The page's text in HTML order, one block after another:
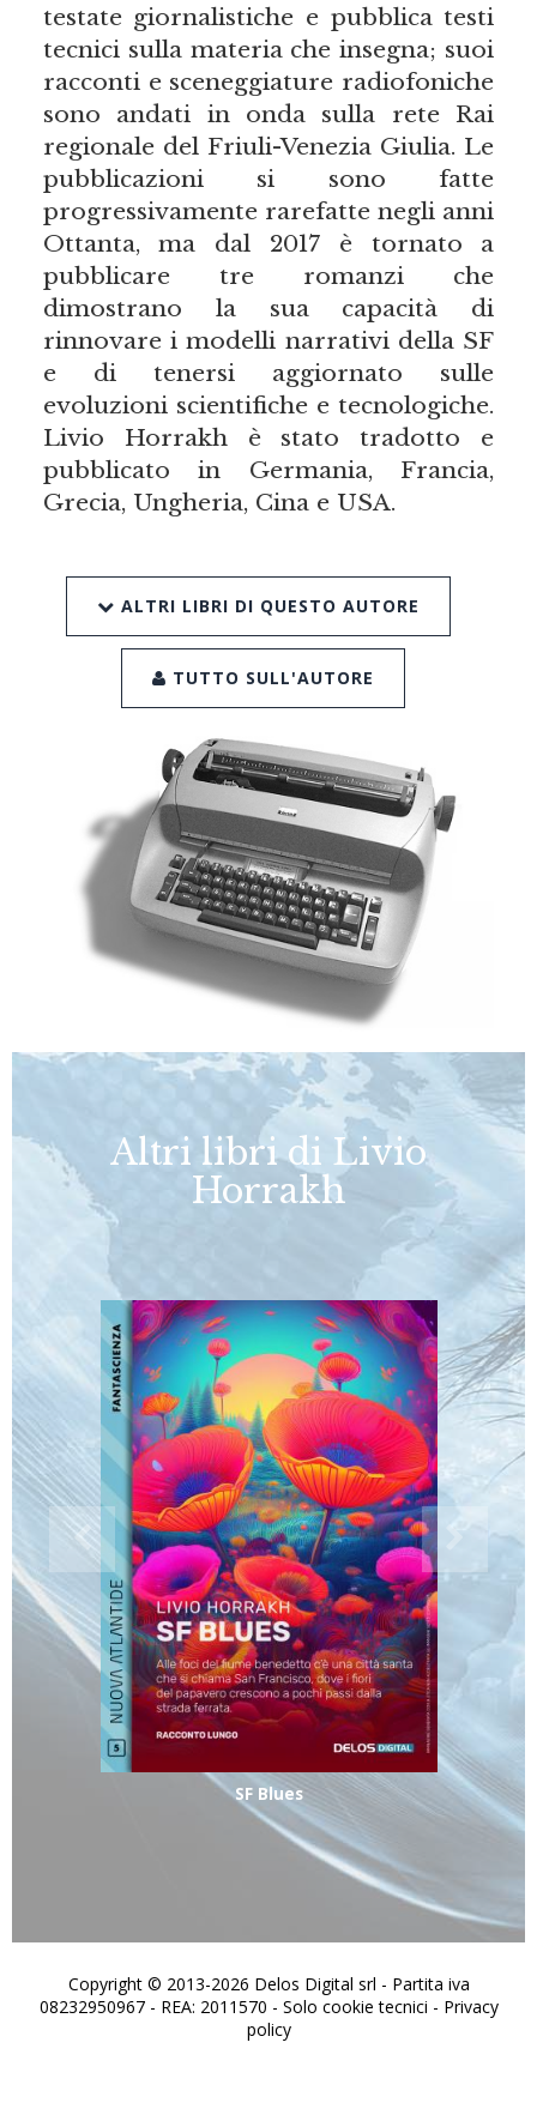
testate giornalistiche e pubblica testi
tecnici sulla materia che insegna; suoi
racconti e sceneggiature radiofoniche
sono andati in onda sulla rete Rai
regionale del Friuli-Venezia Giulia. Le
pubblicazioni si sono fatte
progressivamente rarefatte negli anni
Ottanta, ma dal 2017 è tornato a
pubblicare tre romanzi che
dimostrano la sua capacità di
rinnovare i modelli narrativi della SF
e di tenersi aggiornato sulle
evoluzioni scientifiche e tecnologiche.
Livio Horrakh è stato tradotto e
pubblicato in Germania, Francia,
Grecia, Ungheria, Cina e USA.
ALTRI LIBRI DI QUESTO AUTORE
TUTTO SULL'AUTORE
Altri libri di Livio
Horrakh
SF Blues
Copyright © 2013-2026 Delos Digital srl - Partita iva
08232950967 - REA: 2011570 - Solo cookie tecnici - Privacy
policy